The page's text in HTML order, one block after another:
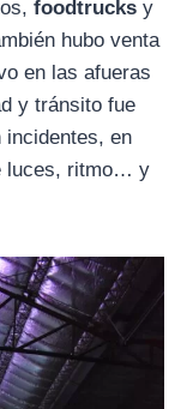
foodtrucks y
hubo venta
en las afueras
y tránsito fue
incidentes, en
luces, ritmo… y